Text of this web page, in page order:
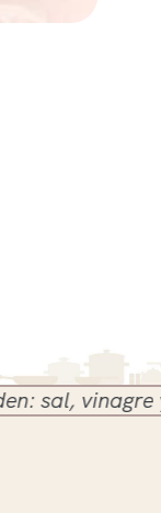
vinagre y